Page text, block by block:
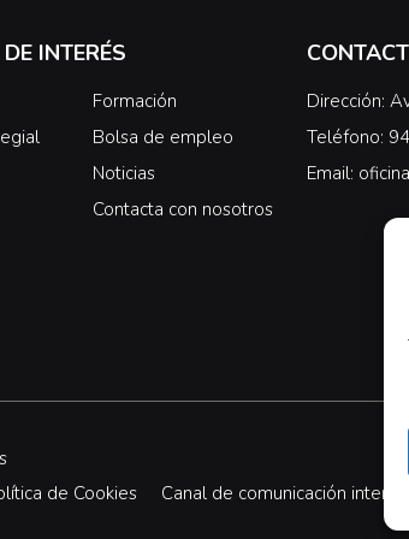
INTERÉS
Formación
Bolsa de empleo
Noticias
Contacta con nosotros
Dirección:
Teléfono:
Email:
de Cookies Canal de comunicación interna